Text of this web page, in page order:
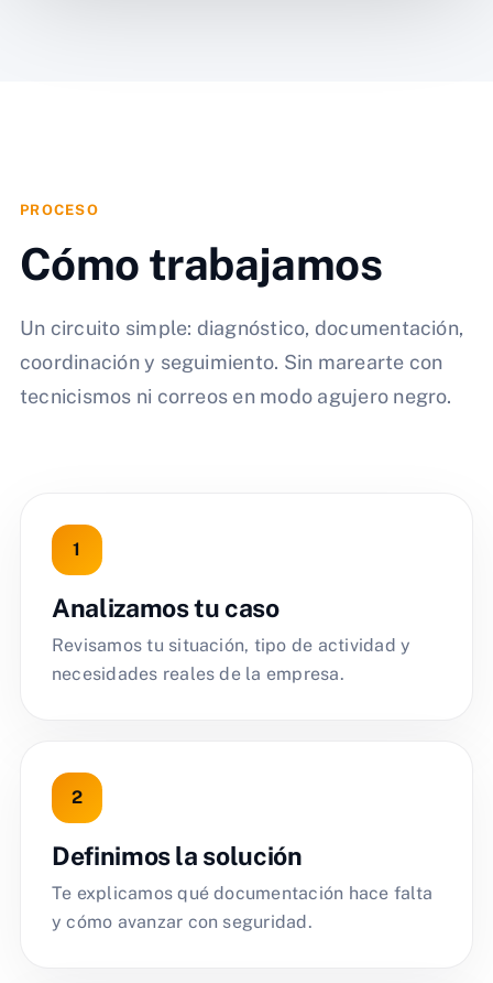
PROCESO
Cómo trabajamos
Un circuito simple: diagnóstico, documentación,
coordinación y seguimiento. Sin marearte con
tecnicismos ni correos en modo agujero negro.
Analizamos tu caso
Revisamos tu situación, tipo de actividad y
necesidades reales de la empresa.
Definimos la solución
Te explicamos qué documentación hace falta
y cómo avanzar con seguridad.